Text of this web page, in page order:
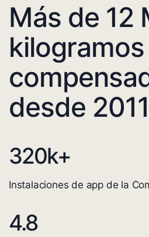
Más de 12
desde
320k+
Instalaciones de app de la
4.8